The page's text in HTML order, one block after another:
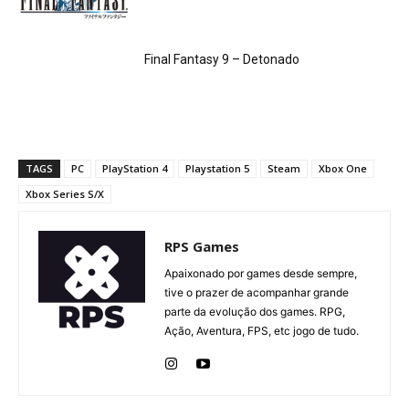
Final Fantasy 9 – Detonado
TAGS PC PlayStation 4 Playstation 5 Steam
Xbox One
Xbox Series S/X
RPS Games
Apaixonado por games desde sempre,
tive o prazer de acompanhar grande
parte da evolução dos games. RPG,
Ação, Aventura, FPS, etc jogo de tudo.